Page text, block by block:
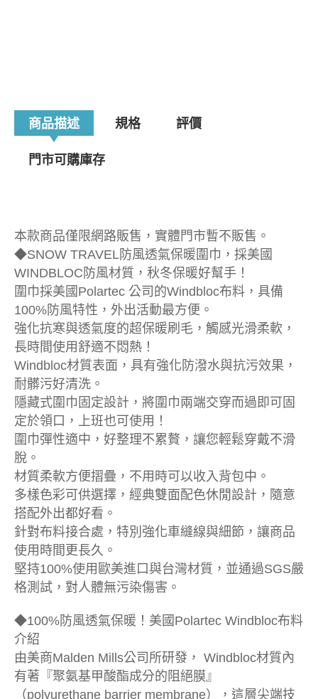
商品描述 規格 評價
門市可購庫存
本款商品僅限網路販售，實體門市暫不販售。
◆SNOW TRAVEL防風透氣保暖圍巾，採美國
WINDBLOC防風材質，秋冬保暖好幫手！
圍巾採美國Polartec 公司的Windbloc布料，具備
100%防風特性，外出活動最方便。
強化抗寒與透氣度的超保暖刷毛，觸感光滑柔軟，
長時間使用舒適不悶熱！
Windbloc材質表面，具有強化防潑水與抗污效果，
耐髒污好清洗。
隱藏式圍巾固定設計，將圍巾兩端交穿而過即可固
定於領口，上班也可使用！
圍巾彈性適中，好整理不累贅，讓您輕鬆穿戴不滑
脫。
材質柔軟方便摺疊，不用時可以收入背包中。
多樣色彩可供選擇，經典雙面配色休閒設計，隨意
搭配外出都好看。
針對布料接合處，特別強化車縫線與細節，讓商品
使用時間更長久。
堅持100%使用歐美進口與台灣材質，並通過SGS嚴
格測試，對人體無污染傷害。
◆100%防風透氣保暖！美國Polartec Windbloc布料
介紹
由美商Malden Mills公司所研發， Windbloc材質內
有著『聚氨基甲酸酯成分的阻絕膜』
（polyurethane barrier membrane），這層尖端技